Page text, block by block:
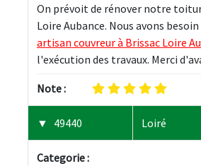
On prévoit de rénover notre
Loire Aubance. Nous avons
artisan couvreur à Brissac Loire
l'exécution des travaux. Merci
Note :
49440 Loiré
Categorie :